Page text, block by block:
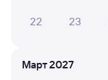
22 23
Март 2027